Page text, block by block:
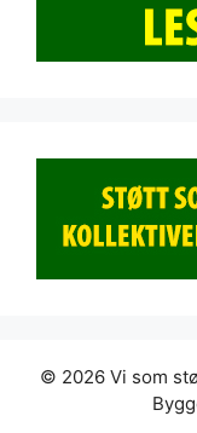
© 2026 Vi som